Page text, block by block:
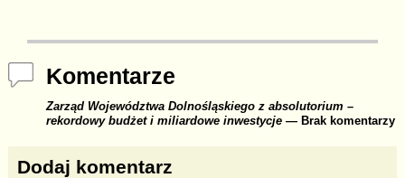
k
Komentarze
Zarząd Województwa Dolnośląskiego z absolutorium –
rekordowy budżet i miliardowe inwestycje— Brak komentarzy
Dodaj komentarz